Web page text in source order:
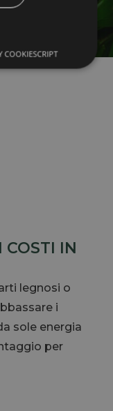
COSTI IN
legnosi o
i
sole energia
per
COOKIESCRIPT